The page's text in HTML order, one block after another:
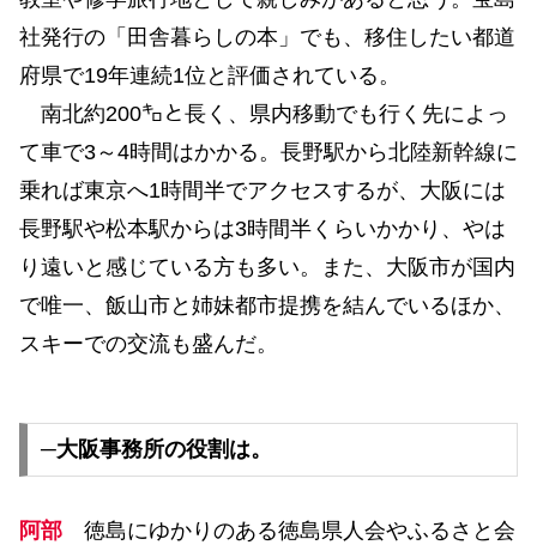
社発行の「田舎暮らしの本」でも、移住したい都道
府県で19年連続1位と評価されている。
南北約200㌔と長く、県内移動でも行く先によっ
て車で3～4時間はかかる。長野駅から北陸新幹線に
乗れば東京へ1時間半でアクセスするが、大阪には
長野駅や松本駅からは3時間半くらいかかり、やは
り遠いと感じている方も多い。また、大阪市が国内
で唯一、飯山市と姉妹都市提携を結んでいるほか、
スキーでの交流も盛んだ。
─大阪事務所の役割は。
阿部 徳島にゆかりのある徳島県人会やふるさと会